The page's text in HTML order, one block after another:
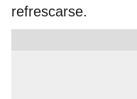
refrescarse.